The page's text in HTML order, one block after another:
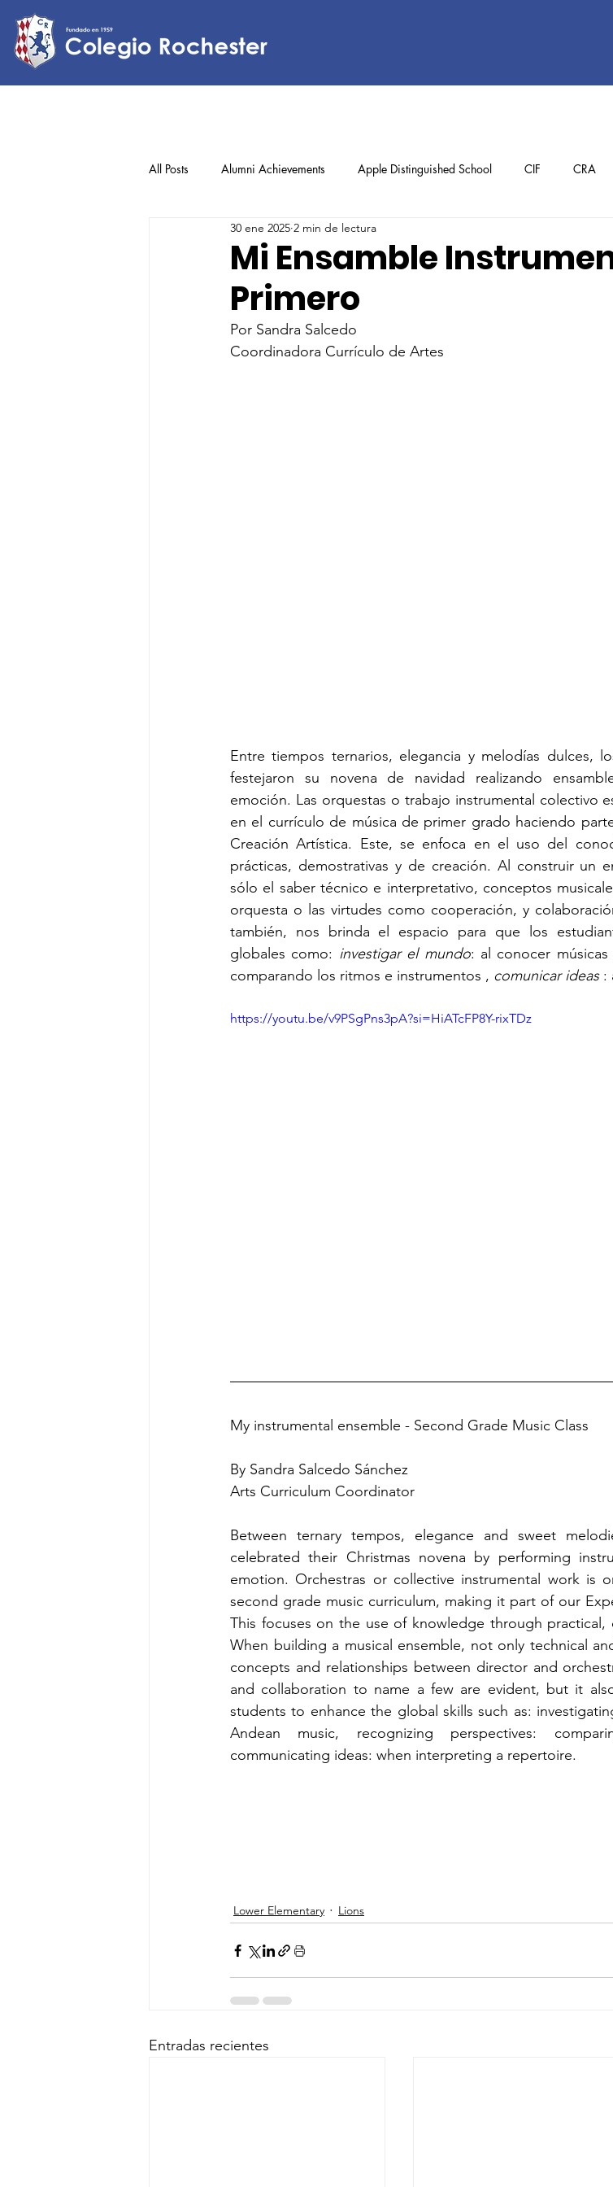
All Posts Alumni Achievements Apple Distinguished School CIF CRA
Lower Elementary Middle School
Upper Elementary
Mi Ensamble
Primero
30 ene 2025 2 min de lectura
Por Sandra Salcedo
Coordinadora Currículo de Artes
Entre tiempos ternarios, elegancia y melodías dulces,
festejaron su novena de navidad realizando
emoción. Las orquestas o trabajo instrumental colectivo
en el currículo de música de primer grado haciendo
Creación Artística. Este, se enfoca en el uso del
prácticas, demostrativas y de creación. Al construir un
sólo el saber técnico e interpretativo, conceptos
orquesta o las virtudes como cooperación, y
también, nos brinda el espacio para que los
globales como: investigar el mundo: al conocer músicas
comparando los ritmos e instrumentos , comunicar ideas :
https://youtu.be/v9PSgPns3pA?si=HiATcFP8Y-rixTDz
My instrumental ensemble - Second Grade Music Class
By Sandra Salcedo Sánchez
Arts Curriculum Coordinator
Between ternary tempos, elegance and sweet
celebrated their Christmas novena by performing
emotion. Orchestras or collective instrumental work is
second grade music curriculum, making it part of our
This focuses on the use of knowledge through practical,
When building a musical ensemble, not only technical
concepts and relationships between director and
and collaboration to name a few are evident, but it
students to enhance the global skills such as:
Andean music, recognizing perspectives:
communicating ideas: when interpreting a repertoire.
Lower Elementary Lions
Entradas recientes